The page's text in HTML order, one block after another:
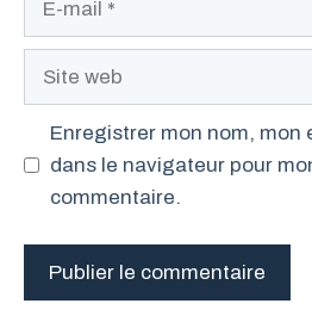
Site
Enregistrer mon nom, mon
dans le navigateur pour
commentaire.